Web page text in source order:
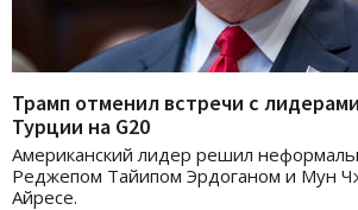
Трамп отменил встречи с
Турции на G20
Американский лидер решил
Реджепом Тайипом Эрдоганом и Мун
Айресе.